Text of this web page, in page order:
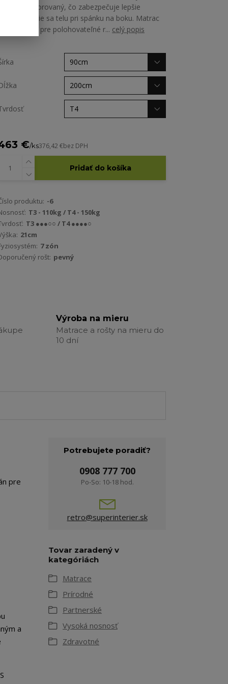
priečne perforovaný, čo zabezpečuje lepšie
prispôsobenie sa telu pri spánku na boku. Matrac
je vhodný aj pre polohovateľné r... celý popis
€/ks376,42 €bez DPH
Pridať do košíka
produktu: -6
T3 - 110kg / T4 - 150kg
T3 ●●●○○ / T4 ●●●●○
21cm
7 zón
rošt: pevný
Výroba na mieru
Matrace a rošty na mieru do
10 dní
pre
a
Potrebujete poradiť?
0908 777 700
Po-So: 10-18 hod.
retro@superinterier.sk
Tovar zaradený v
kategóriách
Matrace
Prírodné
Partnerské
Vysoká nosnosť
Zdravotné